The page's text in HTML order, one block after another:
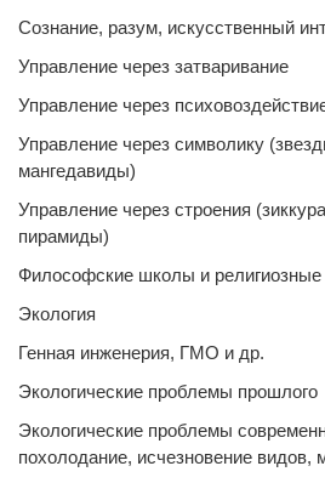
Сознание, разум, искусственный
Управление через затваривание
Управление через
Управление через символику
мангедавиды)
Управление через строения
пирамиды)
Философские школы и религиозные
Экология
Генная инженерия, ГМО и др.
Экологические проблемы прошлого
Экологические проблемы
похолодание, исчезновение видов,